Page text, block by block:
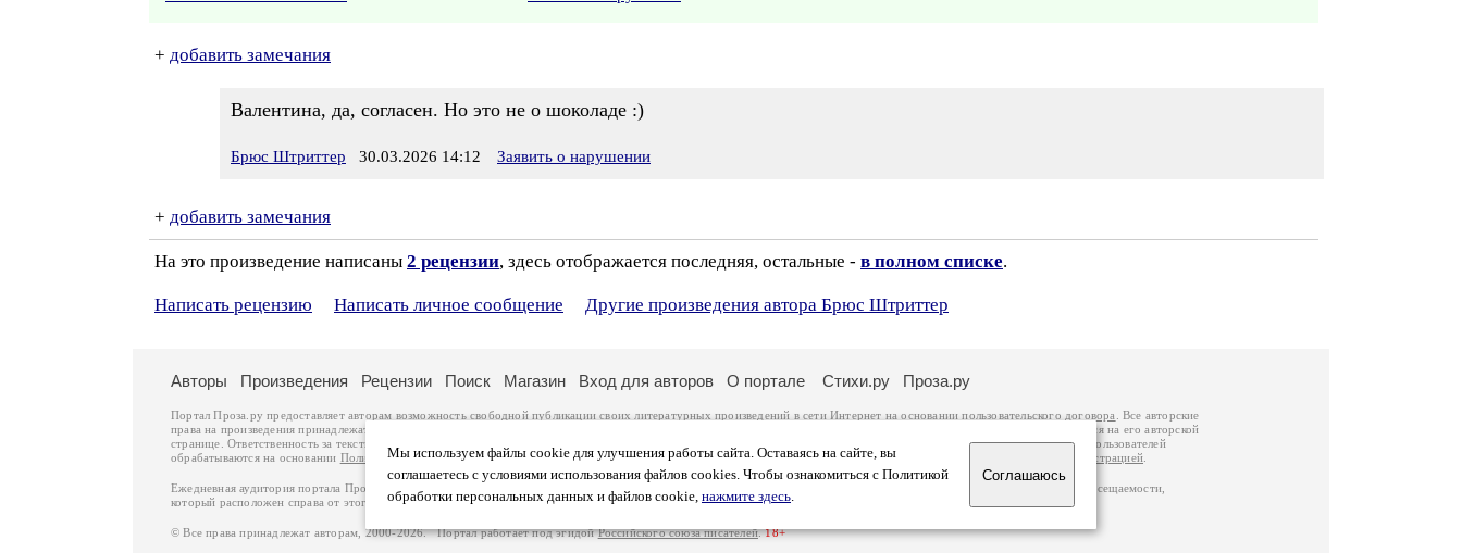
+ добавить замечания
Валентина, да, согласен. Но это не о шоколаде :)
Брюс Штриттер 30.03.2026 14:12 Заявить о нарушении
+ добавить замечания
На это произведение написаны 2 рецензии, здесь отображается последняя, остальные - в полном списке.
Написать рецензию Написать личное сообщение Другие произведения автора Брюс Штриттер
Мы используем файлы cookie для улучшения работы сайта. Оставаясь на сайте, вы
соглашаетесь с условиями использования файлов cookies. Чтобы ознакомиться с Политикой
обработки персональных данных и файлов cookie, нажмите здесь.
Соглашаюсь
Авторы Произведения Рецензии Поиск Магазин Вход для авторов О портале Стихи.ру Проза.ру
Портал Проза.ру предоставляет авторам возможность свободной публикации своих литературных произведений в сети Интернет на основаниипользовательского договора
. Все авторские
права на произведения принадлежат авторам и охраняются
. Перепечатка произведений возможна только с согласия его автора, к которому вы можете обратиться на его авторской
странице. Ответственность за тексты произведений авторы несут самостоятельно на основании
законодательства Российской Федерации. Данные пользователей
обрабатываются на основании Политики обработки персональных данных. Вы также можете посмотреть более подробнуюинформацию о портале связаться с администрацией
Ежедневная аудитория портала Проза.ру – порядка 100 тысяч посетителей, которые в общей сумме просматривают более полумиллиона страниц по данным счетчика посещаемости,
который расположен справа от этого текста. В каждой графе указано по две цифры: количество просмотров и количество посетителей.
© Все права принадлежат авторам, 2000-2026. Портал работает под эгидойРоссийского союза писателей.18+